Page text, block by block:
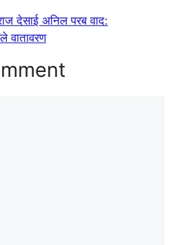
देसाई अनिल परब वाद:
वातावरण